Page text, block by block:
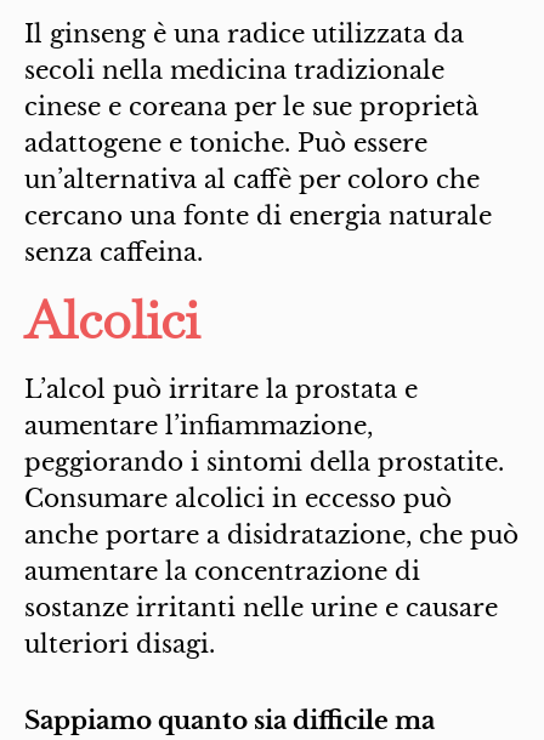
Il ginseng è una radice utilizzata da
secoli nella medicina tradizionale
cinese e coreana per le sue proprietà
adattogene e toniche. Può essere
un’alternativa al caffè per coloro che
cercano una fonte di energia naturale
senza caffeina.
Alcolici
L’alcol può irritare la prostata e
aumentare l’infiammazione,
peggiorando i sintomi della prostatite.
Consumare alcolici in eccesso può
anche portare a disidratazione, che può
aumentare la concentrazione di
sostanze irritanti nelle urine e causare
ulteriori disagi.
Sappiamo quanto sia difficile ma